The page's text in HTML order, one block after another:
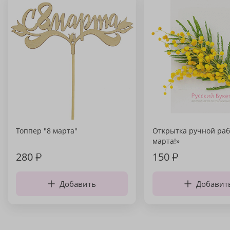
Топпер "8 марта"
280₽
Добавить
Открытка ручной
марта!»
150₽